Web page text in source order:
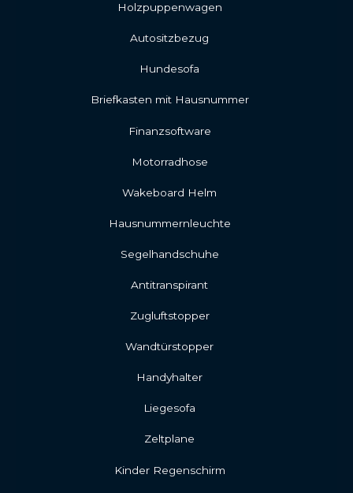
Holzpuppenwagen
Autositzbezug
Hundesofa
Briefkasten mit Hausnummer
Finanzsoftware
Motorradhose
Wakeboard Helm
Hausnummernleuchte
Segelhandschuhe
Antitranspirant
Zugluftstopper
Wandtürstopper
Handyhalter
Liegesofa
Zeltplane
Kinder Regenschirm